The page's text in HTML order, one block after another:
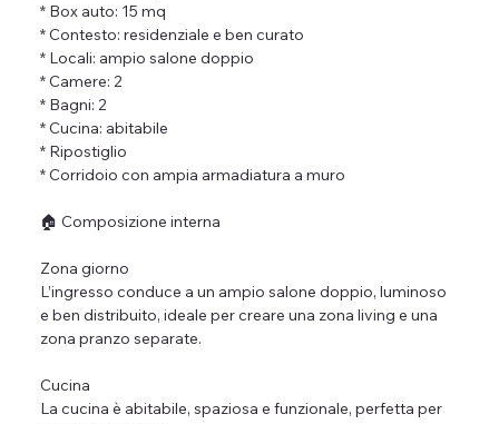
* Box auto: 15 mq
* Contesto: residenziale e ben curato
* Locali: ampio salone doppio
* Camere: 2
* Bagni: 2
* Cucina: abitabile
* Ripostiglio
* Corridoio con ampia armadiatura a muro
🏠 Composizione interna
Zona giorno
L’ingresso conduce a un ampio salone doppio, luminoso
e ben distribuito, ideale per creare una zona living e una
zona pranzo separate.
Cucina
La cucina è abitabile, spaziosa e funzionale, perfetta per